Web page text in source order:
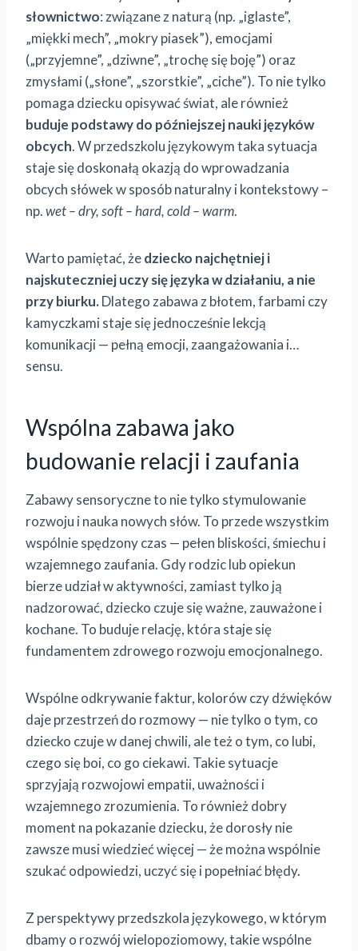
słownictwo: związane z naturą (np. „iglaste”,
„miękki mech”, „mokry piasek”), emocjami
(„przyjemne”, „dziwne”, „trochę się boję”) oraz
zmysłami („słone”, „szorstkie”, „ciche”). To nie tylko
pomaga dziecku opisywać świat, ale również
buduje podstawy do późniejszej nauki języków
obcych. W przedszkolu językowym taka sytuacja
staje się doskonałą okazją do wprowadzania
obcych słówek w sposób naturalny i kontekstowy –
np.wet – dry, soft – hard, cold – warm.
Warto pamiętać, żedziecko najchętniej i
najskuteczniej uczy się języka w działaniu, a nie
przy biurku.Dlatego zabawa z błotem, farbami czy
kamyczkami staje się jednocześnie lekcją
komunikacji — pełną emocji, zaangażowania i…
sensu.
Wspólna zabawa jako
budowanie relacji i zaufania
Zabawy sensoryczne to nie tylko stymulowanie
rozwoju i nauka nowych słów. To przede wszystkim
wspólnie spędzony czas — pełen bliskości, śmiechu i
wzajemnego zaufania. Gdy rodzic lub opiekun
bierze udział w aktywności, zamiast tylko ją
nadzorować, dziecko czuje się ważne, zauważone i
kochane. To buduje relację, która staje się
fundamentem zdrowego rozwoju emocjonalnego.
Wspólne odkrywanie faktur, kolorów czy dźwięków
daje przestrzeń do rozmowy — nie tylko o tym, co
dziecko czuje w danej chwili, ale też o tym, co lubi,
czego się boi, co go ciekawi. Takie sytuacje
sprzyjają rozwojowi empatii, uważności i
wzajemnego zrozumienia. To również dobry
moment na pokazanie dziecku, że dorosły nie
zawsze musi wiedzieć więcej — że można wspólnie
szukać odpowiedzi, uczyć się i popełniać błędy.
Z perspektywy przedszkola językowego, w którym
dbamy o rozwój wielopoziomowy, takie wspólne